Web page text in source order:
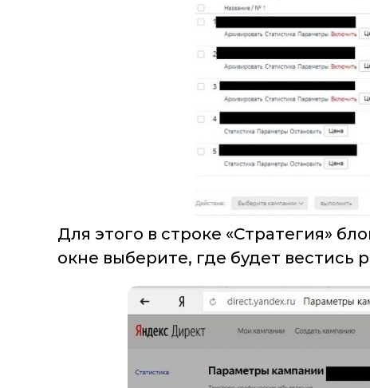
Для этого в строке «Стратегия»
окне выберите, где будет вестись